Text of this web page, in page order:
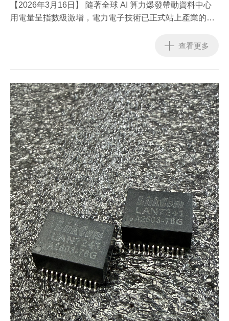
術，強勢佈局 AI 高階電源生態系
【2026年3月16日】 隨著全球 AI 算力爆發帶動資料中心
用電量呈指數級激增，電力電子技術已正式站上產業的
寶電子 (LinkCom TPE: 6821) 今日宣布，將於 2026 年美
伺服器打造的 1.6KW 4-phase buck 降壓模組與矩陣式電
感 (Matrix Inductor) 前瞻技術。
查看更多